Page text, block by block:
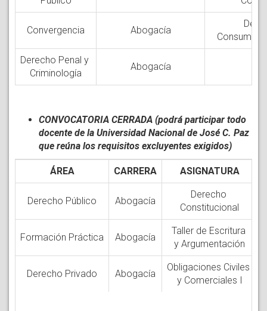
Convergencia Abogacía
Derecho Penal y
Criminología
Abogacía
CONVOCATORIA CERRADA (podrá participar todo
docente de la Universidad Nacional de José C. Paz
que reúna los requisitos excluyentes exigidos)
ÁREA CARRERA ASIGNATURA
Derecho Público Abogacía
Derecho
Constitucional
Formación Práctica Abogacía
Taller de Escritura
y Argumentación
Derecho Privado Abogacía
Obligaciones Civiles
y Comerciales I